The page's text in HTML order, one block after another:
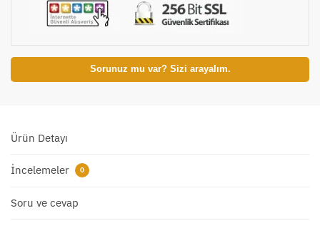
Sorunuz mu var? Sizi arayalım.
Ürün Detayı
İncelemeler 0
Soru ve cevap